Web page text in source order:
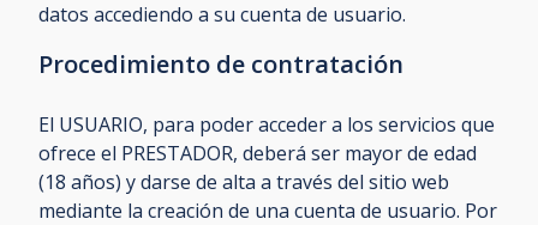
datos accediendo a su cuenta de usuario.
Procedimiento de contratación
El USUARIO, para poder acceder a los servicios que
ofrece el PRESTADOR, deberá ser mayor de edad
(18 años) y darse de alta a través del sitio web
mediante la creación de una cuenta de usuario. Por